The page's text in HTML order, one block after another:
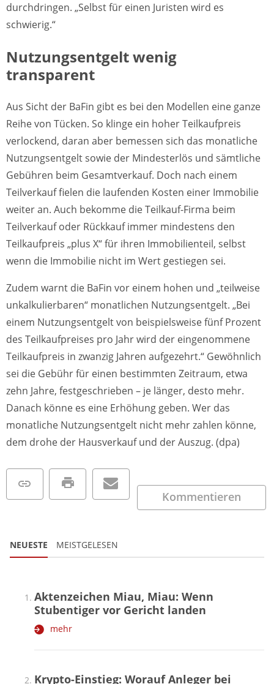
durchdringen. „Selbst für einen Juristen wird es
schwierig.“
Nutzungsentgelt wenig
transparent
Aus Sicht der BaFin gibt es bei den Modellen eine ganze
Reihe von Tücken. So klinge ein hoher Teilkaufpreis
verlockend, daran aber bemessen sich das monatliche
Nutzungsentgelt sowie der Mindesterlös und sämtliche
Gebühren beim Gesamtverkauf. Doch nach einem
Teilverkauf fielen die laufenden Kosten einer Immobilie
weiter an. Auch bekomme die Teilkauf-Firma beim
Teilverkauf oder Rückkauf immer mindestens den
Teilkaufpreis „plus X“ für ihren Immobilienteil, selbst
wenn die Immobilie nicht im Wert gestiegen sei.
Zudem warnt die BaFin vor einem hohen und „teilweise
unkalkulierbaren“ monatlichen Nutzungsentgelt. „Bei
einem Nutzungsentgelt von beispielsweise fünf Prozent
des Teilkaufpreises pro Jahr wird der eingenommene
Teilkaufpreis in zwanzig Jahren aufgezehrt.“ Gewöhnlich
sei die Gebühr für einen bestimmten Zeitraum, etwa
zehn Jahre, festgeschrieben – je länger, desto mehr.
Danach könne es eine Erhöhung geben. Wer das
monatliche Nutzungsentgelt nicht mehr zahlen könne,
dem drohe der Hausverkauf und der Auszug. (dpa)
Kommentieren
NEUESTE MEISTGELESEN
Aktenzeichen Miau, Miau: Wenn
Stubentiger vor Gericht landen
mehr
Krypto-Einstieg: Worauf Anleger bei